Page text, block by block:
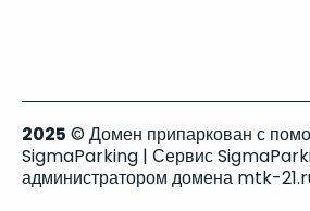
2025 © Домен припаркован с
SigmaParking | Сервис
администратором домена mtk-